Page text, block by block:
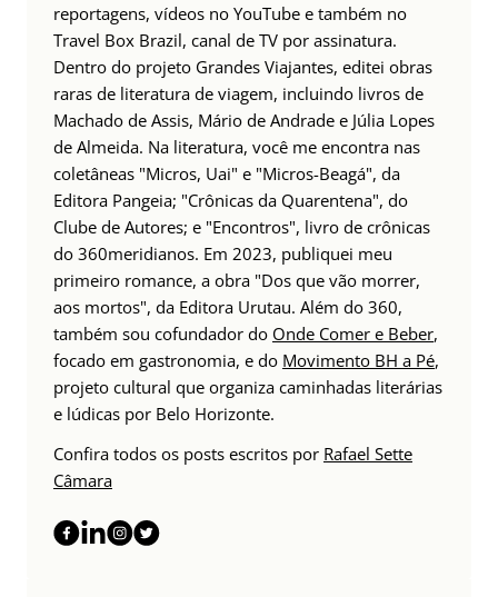
reportagens, vídeos no YouTube e também no
Travel Box Brazil, canal de TV por assinatura.
Dentro do projeto Grandes Viajantes, editei obras
raras de literatura de viagem, incluindo livros de
Machado de Assis, Mário de Andrade e Júlia Lopes
de Almeida. Na literatura, você me encontra nas
coletâneas "Micros, Uai" e "Micros-Beagá", da
Editora Pangeia; "Crônicas da Quarentena", do
Clube de Autores; e "Encontros", livro de crônicas
do 360meridianos. Em 2023, publiquei meu
primeiro romance, a obra "Dos que vão morrer,
aos mortos", da Editora Urutau. Além do 360,
também sou cofundador do Onde Comer e Beber,
focado em gastronomia, e do Movimento BH a Pé,
projeto cultural que organiza caminhadas literárias
e lúdicas por Belo Horizonte.
Confira todos os posts escritos por Rafael Sette
Câmara